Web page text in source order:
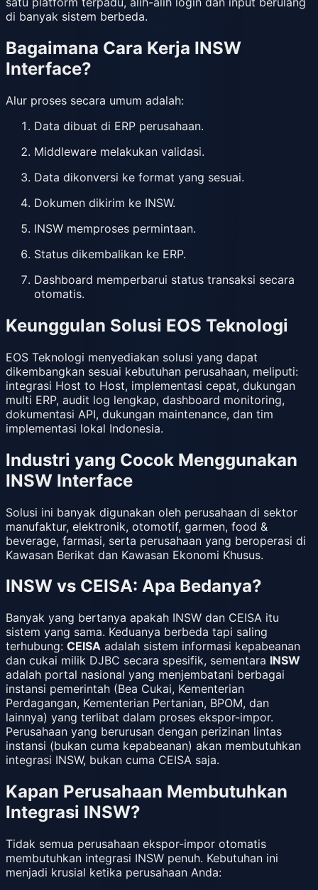
di banyak sistem berbeda.
Bagaimana Cara Kerja INSW
Interface?
Alur proses secara umum adalah:
Data dibuat di ERP perusahaan.
Middleware melakukan validasi.
Data dikonversi ke format yang sesuai.
Dokumen dikirim ke INSW.
INSW memproses permintaan.
Status dikembalikan ke ERP.
Dashboard memperbarui status transaksi secara
otomatis.
Keunggulan Solusi EOS Teknologi
EOS Teknologi menyediakan solusi yang dapat
dikembangkan sesuai kebutuhan perusahaan, meliputi:
integrasi Host to Host, implementasi cepat, dukungan
multi ERP, audit log lengkap, dashboard monitoring,
dokumentasi API, dukungan maintenance, dan tim
implementasi lokal Indonesia.
Industri yang Cocok Menggunakan
INSW Interface
Solusi ini banyak digunakan oleh perusahaan di sektor
manufaktur, elektronik, otomotif, garmen, food &
beverage, farmasi, serta perusahaan yang beroperasi di
Kawasan Berikat dan Kawasan Ekonomi Khusus.
INSW vs CEISA: Apa Bedanya?
Banyak yang bertanya apakah INSW dan CEISA itu
sistem yang sama. Keduanya berbeda tapi saling
terhubung: CEISA adalah sistem informasi kepabeanan
dan cukai milik DJBC secara spesifik, sementara INSW
adalah portal nasional yang menjembatani berbagai
instansi pemerintah (Bea Cukai, Kementerian
Perdagangan, Kementerian Pertanian, BPOM, dan
lainnya) yang terlibat dalam proses ekspor-impor.
Perusahaan yang berurusan dengan perizinan lintas
instansi (bukan cuma kepabeanan) akan membutuhkan
integrasi INSW, bukan cuma CEISA saja.
Kapan Perusahaan Membutuhkan
Integrasi INSW?
Tidak semua perusahaan ekspor-impor otomatis
membutuhkan integrasi INSW penuh. Kebutuhan ini
menjadi krusial ketika perusahaan Anda: